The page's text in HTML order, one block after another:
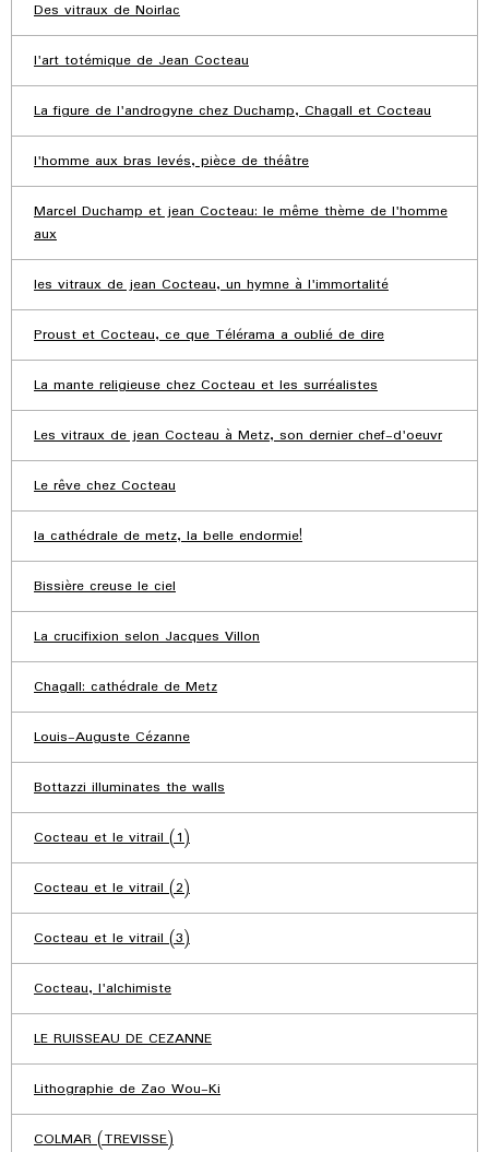
Des vitraux de Noirlac
l'art totémique de Jean Cocteau
La figure de l'androgyne chez Duchamp, Chagall et Cocteau
l'homme aux bras levés, pièce de théâtre
Marcel Duchamp et jean Cocteau: le même thème de l'homme
aux
les vitraux de jean Cocteau, un hymne à l'immortalité
Proust et Cocteau, ce que Télérama a oublié de dire
La mante religieuse chez Cocteau et les surréalistes
Les vitraux de jean Cocteau à Metz, son dernier chef-d'oeuvr
Le rêve chez Cocteau
la cathédrale de metz, la belle endormie!
Bissière creuse le ciel
La crucifixion selon Jacques Villon
Chagall: cathédrale de Metz
Louis-Auguste Cézanne
Bottazzi illuminates the walls
Cocteau et le vitrail (1)
Cocteau et le vitrail (2)
Cocteau et le vitrail (3)
Cocteau, l'alchimiste
LE RUISSEAU DE CEZANNE
Lithographie de Zao Wou-Ki
COLMAR (TREVISSE)